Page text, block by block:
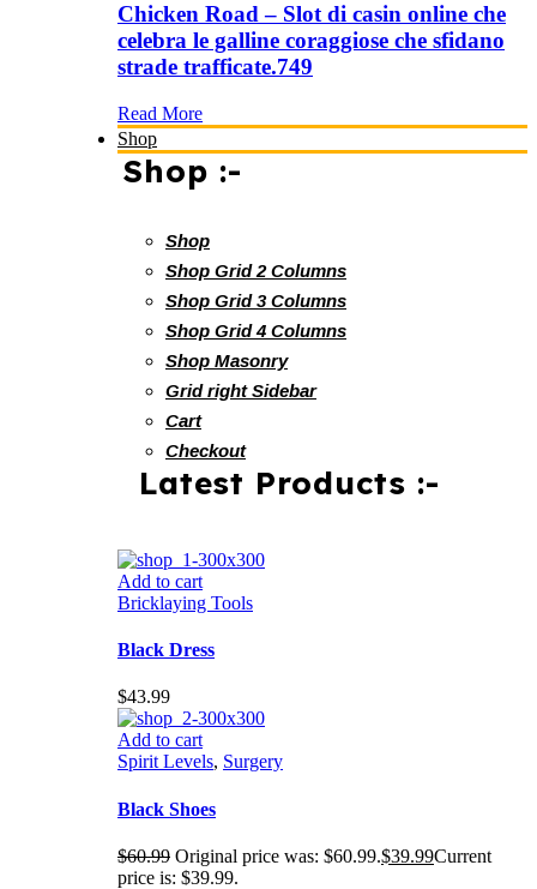
Chicken Road – Slot di casin online che
celebra le galline coraggiose che sfidano
strade trafficate.749
Read More
Shop
Shop :-
Shop
Shop Grid 2 Columns
Shop Grid 3 Columns
Shop Grid 4 Columns
Shop Masonry
Grid right Sidebar
Cart
Checkout
Latest Products :-
Add to cart
Bricklaying Tools
Black Dress
$43.99
Add to cart
Spirit Levels, Surgery
Black Shoes
$60.99 Original price was: $60.99.$39.99Current
price is: $39.99.